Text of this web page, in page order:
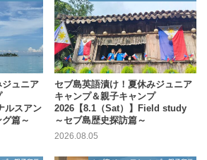
ュニア
ルスアン
篇～
セブ島英語漬け！夏休みジュニア
キャンプ＆親子キャンプ
2026【8.1（Sat）】Field study
～セブ島歴史探訪篇～
2026.08.05